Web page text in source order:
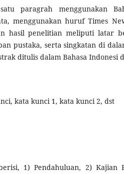
paragrah menggunakan
menggunakan huruf Times
hasil penelitian meliputi latar
pustaka, serta singkatan di
ditulis dalam Bahasa Indonesi
kata kunci 1, kata kunci 2, dst
1) Pendahuluan, 2) Kajian